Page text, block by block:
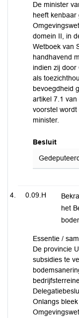
De minister
heeft kenbaar
domein II, in
Wetboek van
handhavend
indien zij door
als
bevoegdheid
artikel 7.1
voorstel
minister.
Besluit
0.09.H
het
Essentie /
De provincie
subsidies te
Onlangs